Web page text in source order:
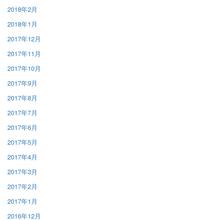
2018年2月
2018年1月
2017年12月
2017年11月
2017年10月
2017年9月
2017年8月
2017年7月
2017年6月
2017年5月
2017年4月
2017年3月
2017年2月
2017年1月
2016年12月